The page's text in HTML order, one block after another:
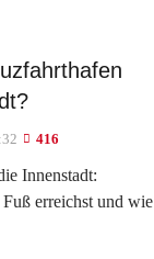
416
Innenstadt:
erreichst und wie